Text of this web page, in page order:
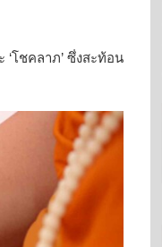
‘โชคลาภ’ ซึ่งสะท้อน